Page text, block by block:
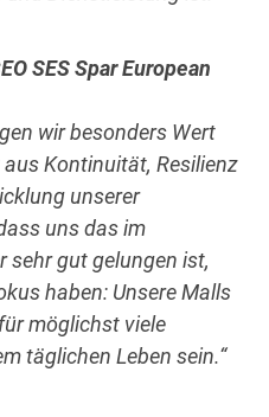
SES Spar European
wir besonders Wert
Kontinuität, Resilienz
unserer
uns das im
sehr gut gelungen ist,
haben: Unsere Malls
möglichst viele
täglichen Leben sein.“